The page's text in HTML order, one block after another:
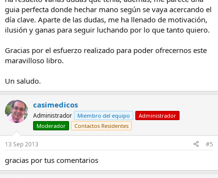
guia perfecta donde hechar mano según se vaya acercando el
día clave. Aparte de las dudas, me ha llenado de motivación,
ilusión y ganas para seguir luchando por lo que tanto quiero.
Gracias por el esfuerzo realizado para poder ofrecernos este
maravilloso libro.
Un saludo.
casimedicos
Administrador Miembro del equipo
Administrador
Moderador
Contactos Residentes
13 Sep 2013 #5
gracias por tus comentarios